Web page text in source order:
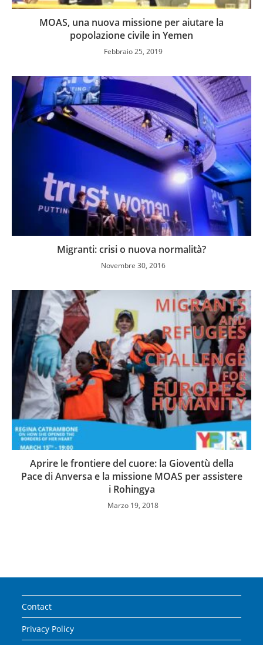
MOAS, una nuova missione per aiutare la
popolazione civile in Yemen
Febbraio 25, 2019
Migranti: crisi o nuova normalità?
Novembre 30, 2016
Aprire le frontiere del cuore: la Gioventù della
Pace di Anversa e la missione MOAS per assistere
i Rohingya
Marzo 19, 2018
Contact
Privacy Policy